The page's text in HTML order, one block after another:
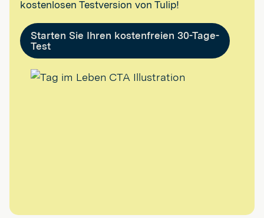
kostenlosen Testversion von Tulip!
Starten Sie Ihren kostenfreien 30-Tage-
Test